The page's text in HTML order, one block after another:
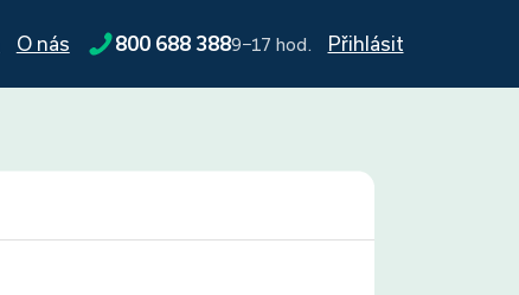
O nás 800 688 3889−17 hod. Přihlásit